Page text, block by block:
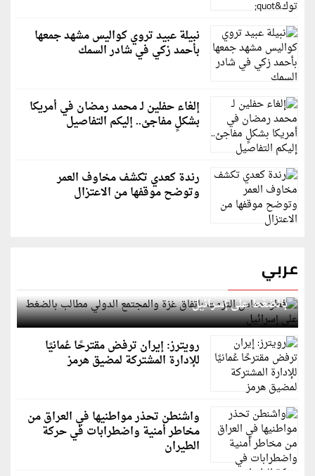
نبيلة عبيد تروي كواليس مشهد جمعها
بأحمد زكي في شادر السمك
إلغاء حفلين لـ محمد رمضان في أمريكا
بشكلٍ مفاجئ.. إليكم التفاصيل
رندة كعدي تكشف مخاوف العمر
وتوضح موقفها من الاعتزال
عربي
قطر: حماس التزمت باتفاق غزة والمجتمع الدولي مطالب
بالضغط على إسرائيل
رويترز: إيران ترفض مقترحًا عُمانيًا
للإدارة المشتركة لمضيق هرمز
واشنطن تحذر مواطنيها في العراق من
مخاطر أمنية واضطرابات في حركة
الطيران